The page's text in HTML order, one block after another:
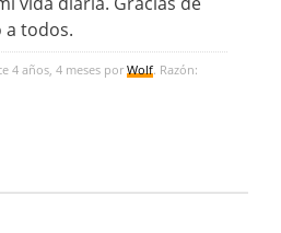
a todos.
4 años, 4 meses por Wolf. Razón: